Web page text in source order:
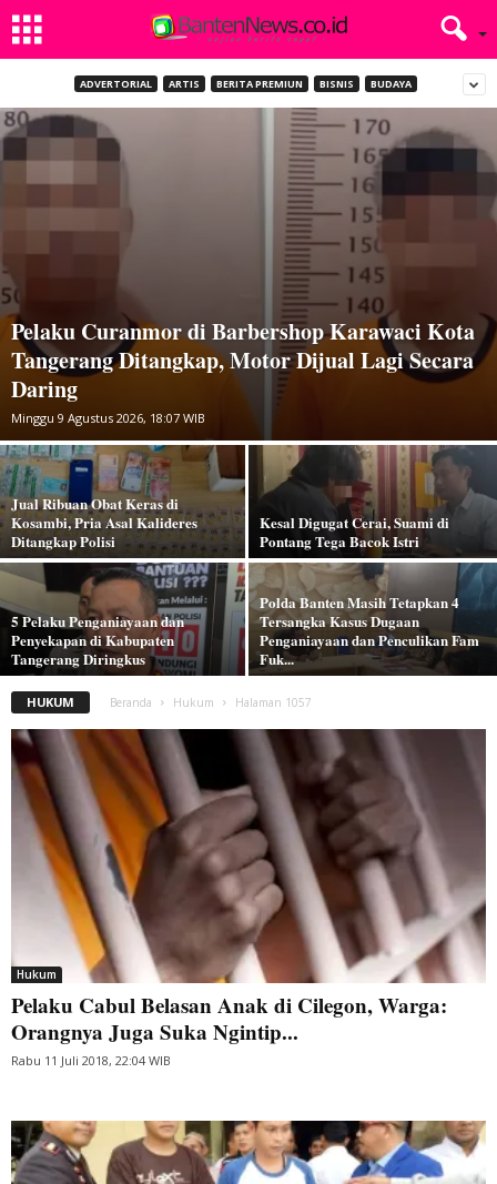
ADVERTORIAL ARTIS BERITA PREMIUN BISNIS BUDAYA
Pelaku Curanmor di Barbershop Karawaci Kota
Tangerang Ditangkap, Motor Dijual Lagi Secara
Daring
Minggu 9 Agustus 2026, 18:07 WIB
Jual Ribuan Obat Keras di
Kosambi, Pria Asal Kalideres
Ditangkap Polisi
Kesal Digugat Cerai, Suami di
Pontang Tega Bacok Istri
5 Pelaku Penganiayaan dan
Penyekapan di Kabupaten
Tangerang Diringkus
Polda Banten Masih Tetapkan 4
Tersangka Kasus Dugaan
Penganiayaan dan Penculikan Fam
Fuk...
HUKUM Beranda Hukum Halaman 1057
Hukum
Pelaku Cabul Belasan Anak di Cilegon, Warga:
Orangnya Juga Suka Ngintip...
Rabu 11 Juli 2018, 22:04 WIB